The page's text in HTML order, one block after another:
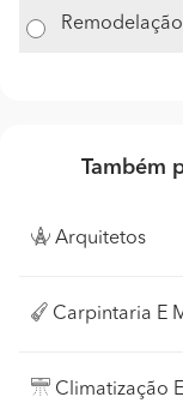
Também
Arquitetos
Carpintaria E
Climatização